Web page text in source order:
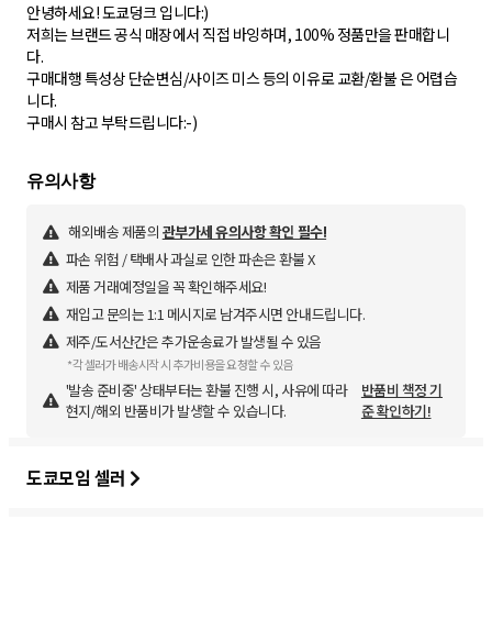
안녕하세요! 도쿄덩크 입니다:)
저희는 브랜드 공식 매장에서 직접 바잉하며, 100% 정품만을 판매합니
다.
구매대행 특성상 단순변심/사이즈 미스 등의 이유로 교환/환불 은 어렵습
니다.
구매시 참고 부탁드립니다:-)
유의사항
해외배송 제품의 관부가세 유의사항 확인 필수!
파손 위험 / 택배사 과실로 인한 파손은 환불 X
제품 거래예정일을 꼭 확인해주세요!
재입고 문의는 1:1 메시지로 남겨주시면 안내드립니다.
제주/도서산간은 추가운송료가 발생될 수 있음
*각 셀러가 배송시작 시 추가비용을 요청할 수 있음
'발송 준비중' 상태부터는 환불 진행 시, 사유에 따라
현지/해외 반품비가 발생할 수 있습니다.
반품비 책정 기
준 확인하기!
도쿄모임 셀러